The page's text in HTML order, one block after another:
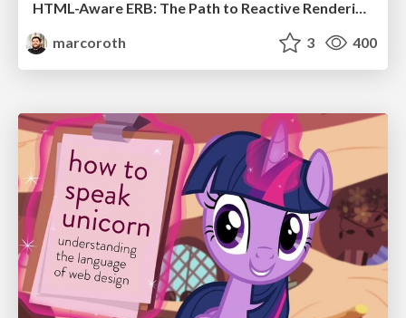
HTML-Aware ERB: The Path to Reactive Rendering @ RubyCon 2026, Rimini, Italy
marcoroth
3 400